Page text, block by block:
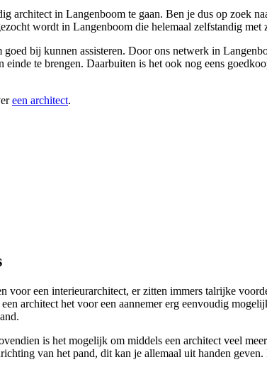
architect in Langenboom te gaan. Ben je dus op zoek
wordt in Langenboom die helemaal zelfstandig met
bij kunnen assisteren. Door ons netwerk in
te brengen. Daarbuiten is het ook nog eens
een architect.
een interieurarchitect, er zitten immers talrijke
architect het voor een aannemer erg eenvoudig
is het mogelijk om middels een architect veel
van het pand, dit kan je allemaal uit handen